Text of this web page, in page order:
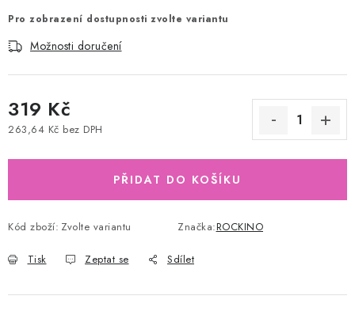
Pro zobrazení dostupnosti zvolte variantu
Možnosti doručení
319 Kč
263,64 Kč bez DPH
PŘIDAT DO KOŠÍKU
Kód zboží: Zvolte variantu Značka:ROCKINO
Tisk Zeptat se Sdílet